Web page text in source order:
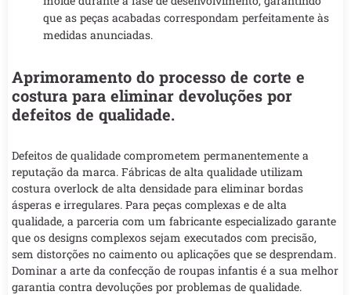
que as peças acabadas correspondam perfeitamente às
medidas anunciadas.
Aprimoramento do processo de corte e
costura para eliminar devoluções por
defeitos de qualidade.
Defeitos de qualidade comprometem permanentemente a
reputação da marca. Fábricas de alta qualidade utilizam
costura overlock de alta densidade para eliminar bordas
ásperas e irregulares. Para peças complexas e de alta
qualidade, a parceria com um fabricante especializado garante
que os designs complexos sejam executados com precisão,
sem distorções no caimento ou aplicações que se desprendam.
Dominar a arte da confecção de roupas infantis é a sua melhor
garantia contra devoluções por problemas de qualidade.